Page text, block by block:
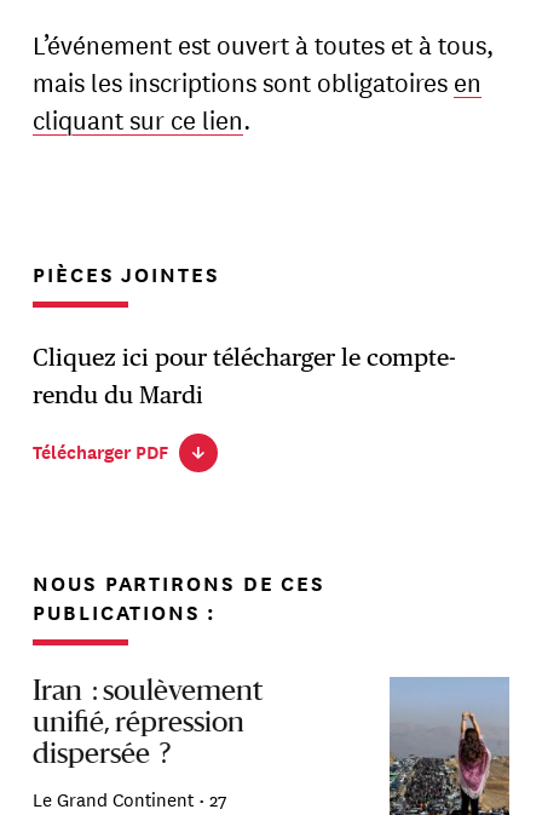
L’événement est ouvert à toutes et à tous,
mais les inscriptions sont obligatoires en
cliquant sur ce lien.
PIÈCES JOINTES
Cliquez ici pour télécharger le compte-
rendu du Mardi
Télécharger PDF ↓
NOUS PARTIRONS DE CES
PUBLICATIONS :
Iran : soulèvement
unifié, répression
dispersée ?
Le Grand Continent •27